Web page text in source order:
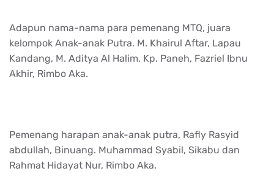
Adapun nama-nama para pemenang MTQ, juara
kelompok Anak-anak Putra. M. Khairul Aftar, Lapau
Kandang, M. Aditya Al Halim, Kp. Paneh, Fazriel Ibnu
Akhir, Rimbo Aka.
Pemenang harapan anak-anak putra, Rafly Rasyid
abdullah, Binuang. Muhammad Syabil, Sikabu dan
Rahmat Hidayat Nur, Rimbo Aka.